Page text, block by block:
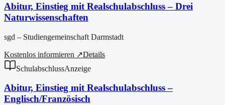
Abitur, Einstieg mit Realschulabschluss – Drei
Naturwissenschaften
sgd – Studiengemeinschaft Darmstadt
Kostenlos informieren ↗Details
SchulabschlussAnzeige
Abitur, Einstieg mit Realschulabschluss –
Englisch/Französisch